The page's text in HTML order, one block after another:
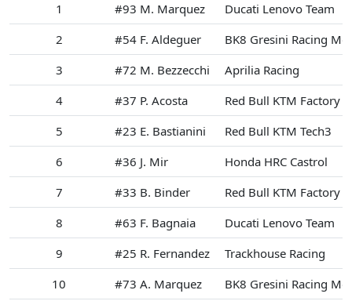
1
#93 M. Marquez
Ducati Lenovo Team
2
#54 F. Aldeguer
BK8 Gresini Racing
3
#72 M. Bezzecchi
Aprilia Racing
4
#37 P. Acosta
Red Bull KTM Factory
5
#23 E. Bastianini
Red Bull KTM Tech3
6
#36 J. Mir
Honda HRC Castrol
7
#33 B. Binder
Red Bull KTM Factory
8
#63 F. Bagnaia
Ducati Lenovo Team
9
#25 R. Fernandez
Trackhouse Racing
10
#73 A. Marquez
BK8 Gresini Racing